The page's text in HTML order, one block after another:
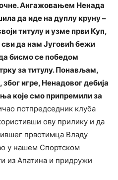
Ангажовањем Ненада
да иде на дуплу круну –
титулу и узме први Куп,
да нам Југовић бежи
бисмо се победом
за титулу. Понављам,
игре, Ненадовог дебија
које смо припремили за
потпредседник клуба
ову прилику и да
првотимца Владу
у нашем Спортском
из Апатина и придружи